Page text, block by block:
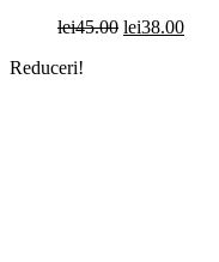
lei45.00 Prețul
lei38.00Prețul
Reduceri!